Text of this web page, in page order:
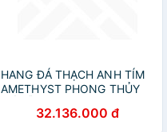
HANG ĐÁ THẠCH ANH TÍM
AMETHYST PHONG THỦY
98X22X21CM
32.136.000 đ